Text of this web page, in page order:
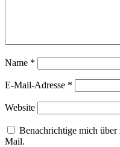
Name *
E-Mail-Adresse *
Website
Benachrichtige mich
Mail.